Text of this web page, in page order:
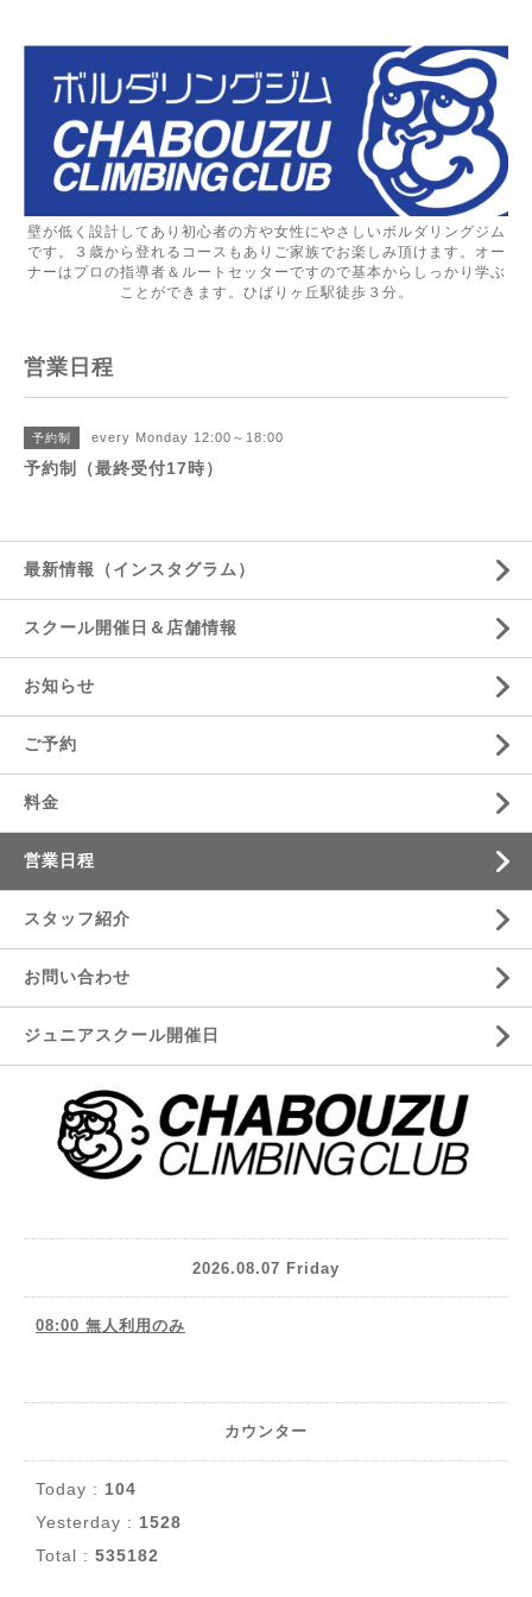
壁が低く設計してあり初心者の方や女性にやさしいボルダリングジム
です。３歳から登れるコースもありご家族でお楽しみ頂けます。オー
ナーはプロの指導者＆ルートセッターですので基本からしっかり学ぶ
ことができます。ひばりヶ丘駅徒歩３分。
営業日程
予約制 every Monday 12:00～18:00
予約制（最終受付17時）
最新情報（インスタグラム）
スクール開催日＆店舗情報
お知らせ
ご予約
料金
営業日程
スタッフ紹介
お問い合わせ
ジュニアスクール開催日
2026.08.07 Friday
08:00 無人利用のみ
カウンター
Today : 104
Yesterday : 1528
Total : 535182